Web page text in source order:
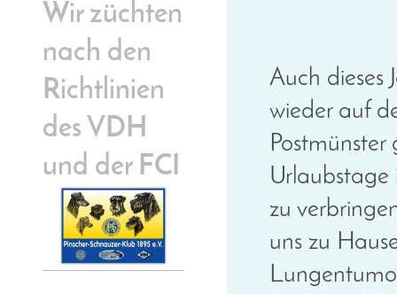
Auch dieses
wieder auf
zu
uns zu
Wir züchten
nach den
Richtlinien
des VDH
und der FCI